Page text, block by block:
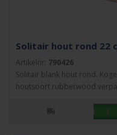
Solitair hout rond 22
Artikelnr: 790426
Solitair blank hout rond.
houtsoort